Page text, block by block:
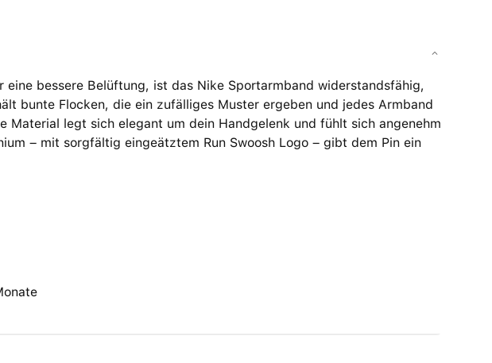
bessere Belüftung, ist das Nike Sportarmband widerstandsfähig,
bunte Flocken, die ein zufälliges Muster ergeben und jedes Armband
Material legt sich elegant um dein Handgelenk und fühlt sich angenehm
– mit sorgfältig eingeätztem Run Swoosh Logo – gibt dem Pin ein